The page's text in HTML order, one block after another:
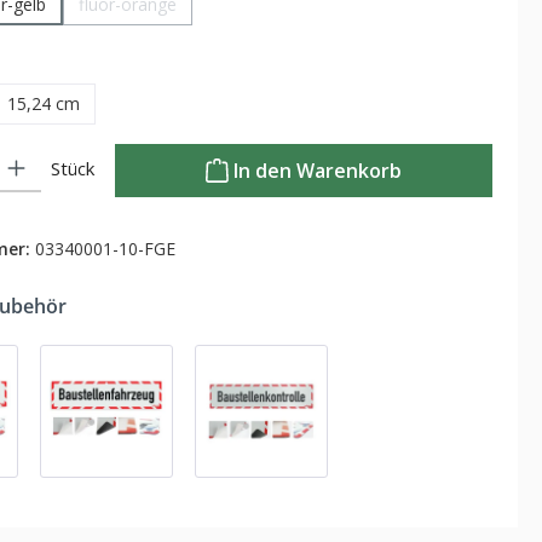
(Diese Option ist zurzeit nicht verfügbar.)
15,24 cm
Stück In den Warenkorb
03340001-10-FGE